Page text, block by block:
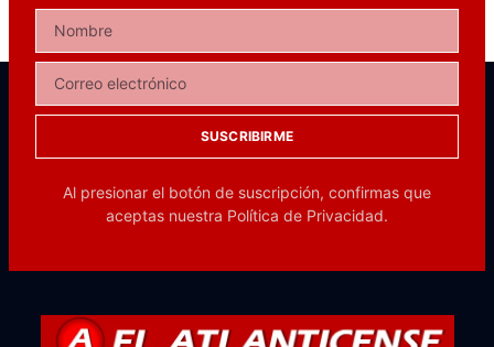
SUSCRIBIRME
Al presionar el botón de suscripción, confirmas que
aceptas nuestra Política de Privacidad.